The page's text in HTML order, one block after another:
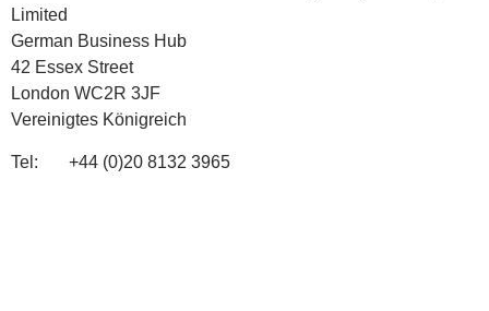
Limited
German Business Hub
42 Essex Street
London WC2R 3JF
Vereinigtes Königreich
Tel: +44 (0)20 8132 3965